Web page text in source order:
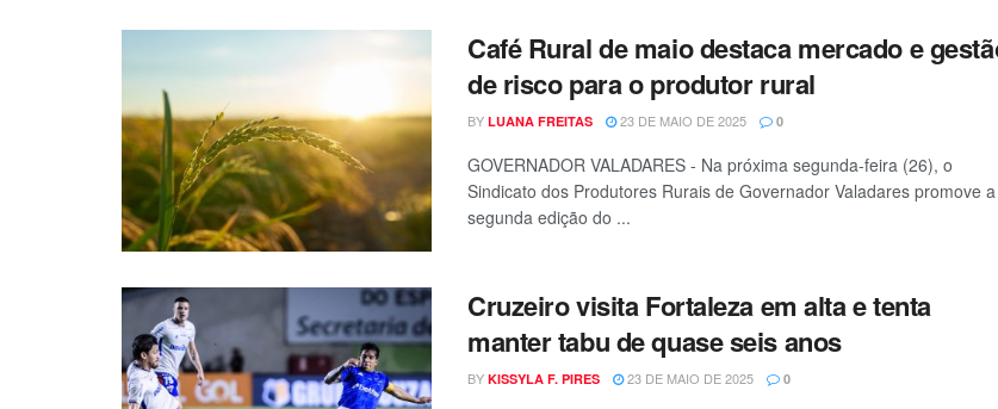
Café Rural de maio destaca mercado e
de risco para o produtor rural
BY LUANA FREITAS 23 DE MAIO DE 2025 0
GOVERNADOR VALADARES - Na próxima segunda-feira (26), o
Sindicato dos Produtores Rurais de Governador Valadares promove a
segunda edição do ...
Cruzeiro visita Fortaleza em alta e tenta
manter tabu de quase seis anos
BY KISSYLA F. PIRES 23 DE MAIO DE 2025 0